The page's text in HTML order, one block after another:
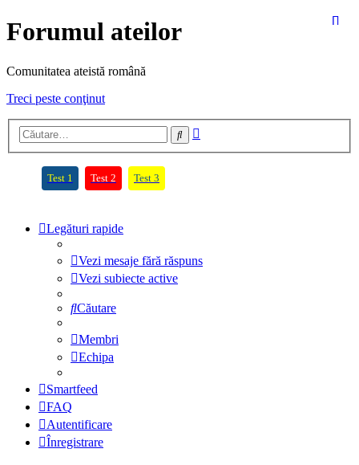
Forumul ateilor
Comunitatea ateistă română
Treci peste conţinut
Căutare
Test 1 (Opens a new tab)
Test 2 (Opens a new tab)
Test 3
Legături rapide
Vezi mesaje fără răspuns
Vezi subiecte active
Căutare
Membri
Echipa
Smartfeed
FAQ
Autentificare
Înregistrare